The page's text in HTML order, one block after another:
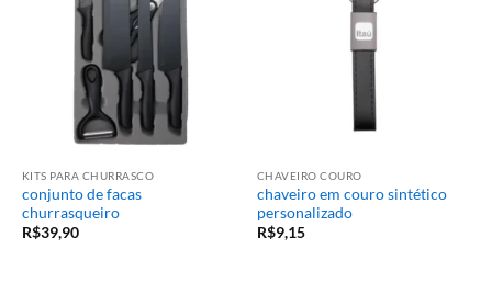
KITS PARA CHURRASCO
conjunto de facas
churrasqueiro
R$39,90
CHAVEIRO COURO
chaveiro em couro sintético
personalizado
R$9,15